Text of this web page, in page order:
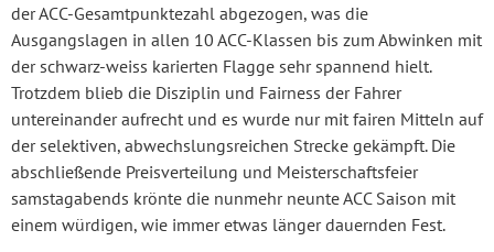
der ACC-Gesamtpunktezahl abgezogen, was die
Ausgangslagen in allen 10 ACC-Klassen bis zum Abwinken mit
der schwarz-weiss karierten Flagge sehr spannend hielt.
Trotzdem blieb die Disziplin und Fairness der Fahrer
untereinander aufrecht und es wurde nur mit fairen Mitteln auf
der selektiven, abwechslungsreichen Strecke gekämpft. Die
abschließende Preisverteilung und Meisterschaftsfeier
samstagabends krönte die nunmehr neunte ACC Saison mit
einem würdigen, wie immer etwas länger dauernden Fest.